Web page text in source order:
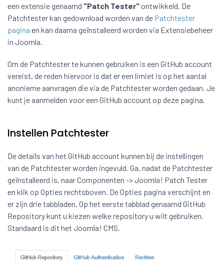
een extensie genaamd "Patch Tester"ontwikkeld. De
Patchtester kan gedownload worden van de Patchtester
pagina en kan daarna geïnstalleerd worden via Extensiebeheer
in Joomla.
Om de Patchtester te kunnen gebruiken is een GitHub account
vereist, de reden hiervoor is dat er een limiet is op het aantal
anonieme aanvragen die via de Patchtester worden gedaan. Je
kunt je aanmelden voor een GitHub account op deze pagina.
Instellen Patchtester
De details van het GitHub account kunnen bij de instellingen
van de Patchtester worden ingevuld. Ga, nadat de Patchtester
geïnstalleerd is, naar Componenten -> Joomla! Patch Tester
en klik op Opties rechtsboven. De Opties pagina verschijnt en
er zijn drie tabbladen. Op het eerste tabblad genaamd GitHub
Repository kunt u kiezen welke repository u wilt gebruiken.
Standaard is dit het Joomla! CMS.